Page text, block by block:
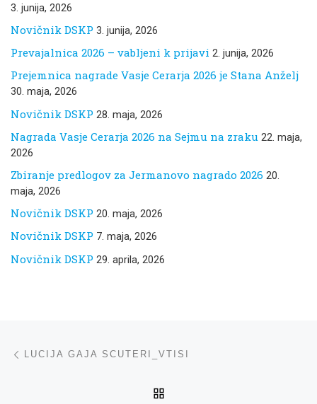
3. junija, 2026
Novičnik DSKP 3. junija, 2026
Prevajalnica 2026 – vabljeni k prijavi 2. junija, 2026
Prejemnica nagrade Vasje Cerarja 2026 je Stana Anželj
30. maja, 2026
Novičnik DSKP 28. maja, 2026
Nagrada Vasje Cerarja 2026 na Sejmu na zraku 22. maja,
2026
Zbiranje predlogov za Jermanovo nagrado 2026 20.
maja, 2026
Novičnik DSKP 20. maja, 2026
Novičnik DSKP 7. maja, 2026
Novičnik DSKP 29. aprila, 2026
Navigacija med prispevki
LUCIJA GAJA SCUTERI_VTISI